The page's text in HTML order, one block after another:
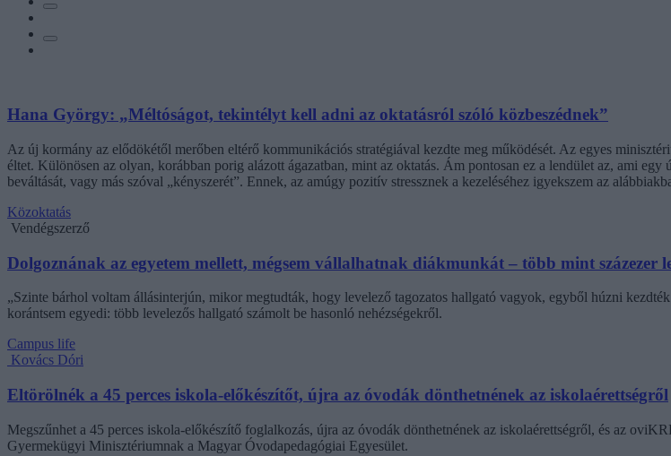
Hana György: „Méltóságot, tekintélyt kell adni az oktatásról szóló közbeszédnek”
Az új kormány az elődökétől merőben eltérő kommunikációs stratégiával kezdte meg működését. Az egyes
éltet. Különösen az olyan, korábban porig alázott ágazatban, mint az oktatás. Ám pontosan ez a lendület az, ami
beváltását, vagy más szóval „kényszerét”. Ennek, az amúgy pozitív stressznek a kezeléséhez igyekszem az
Közoktatás
Vendégszerző
Dolgoznának az egyetem mellett, mégsem vállalhatnak diákmunkát – több mint százezer
„Szinte bárhol voltam állásinterjún, mikor megtudták, hogy levelező tagozatos hallgató vagyok, egyből húzni
korántsem egyedi: több levelezős hallgató számolt be hasonló nehézségekről.
Campus life
Kovács Dóri
Eltörölnék a 45 perces iskola-előkészítőt, újra az óvodák dönthetnének az iskolaérettségről
Megszűnhet a 45 perces iskola-előkészítő foglalkozás, újra az óvodák dönthetnének az iskolaérettségről, és az
Gyermekügyi Minisztériumnak a Magyar Óvodapedagógiai Egyesület.